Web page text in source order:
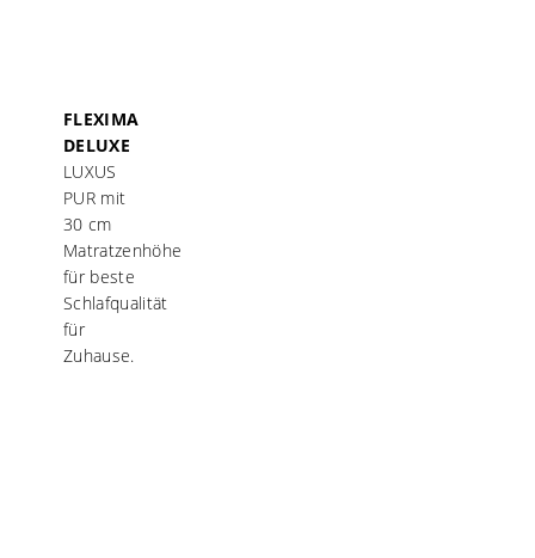
FLEXIMA
DELUXE
LUXUS
PUR mit
30 cm
Matratzenhöhe
für beste
Schlafqualität
für
Zuhause.